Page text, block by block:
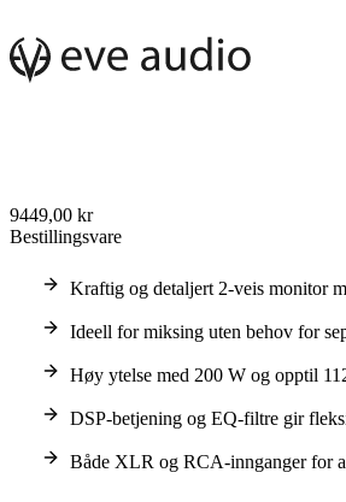
9449,00 kr
Bestillingsvare
Kraftig og detaljert 2-veis monitor
Ideell for miksing uten behov for
Høy ytelse med 200 W og opptil
DSP-betjening og EQ-filtre gir
Både XLR og RCA-innganger for